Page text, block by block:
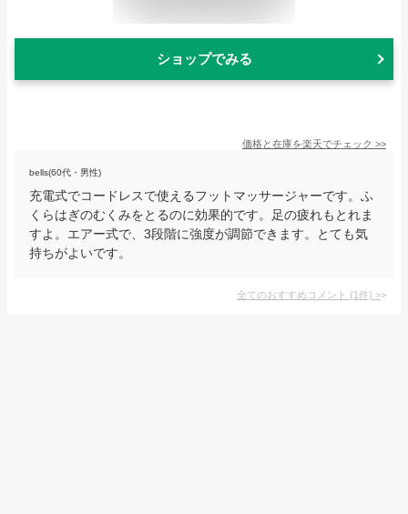
ショップでみる
価格と在庫を楽天でチェック >>
bells(60代・男性)
充電式でコードレスで使えるフットマッサージャーです。ふ
くらはぎのむくみをとるのに効果的です。足の疲れもとれま
すよ。エアー式で、3段階に強度が調節できます。とても気
持ちがよいです。
全てのおすすめコメント (1件) >